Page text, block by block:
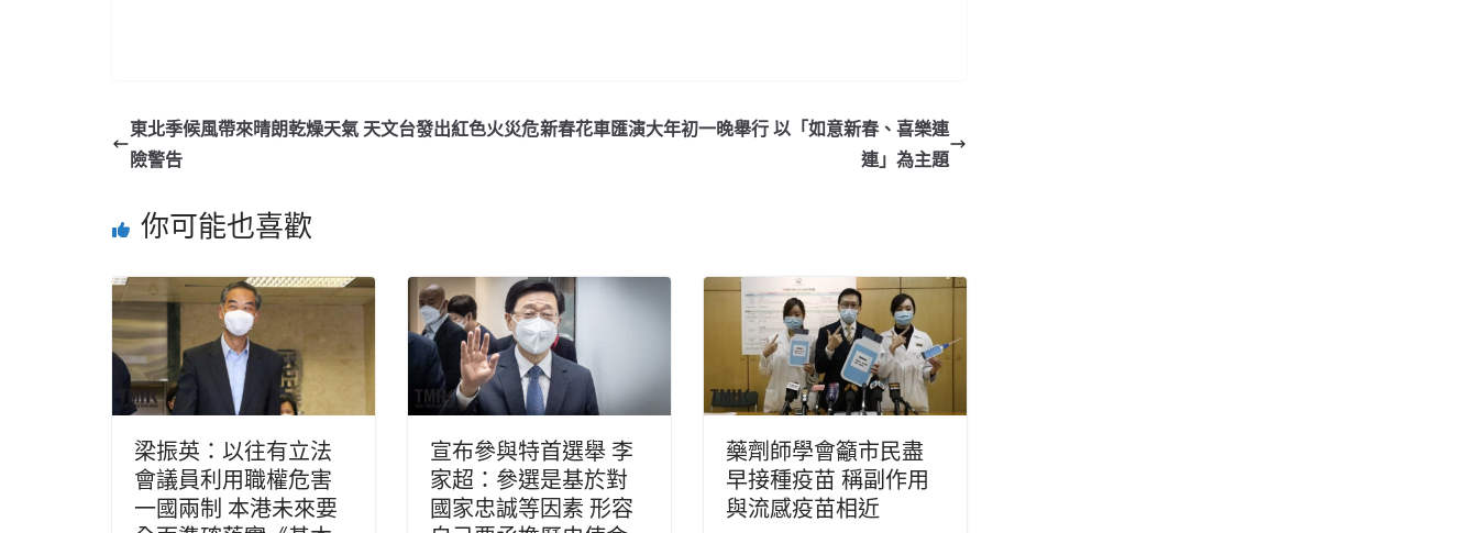
東北季候風帶來晴朗乾燥天氣 天文台發出紅色火災危
險警告
新春花車匯演大年初一晚舉行 以「如意新春、喜樂連
連」為主題
你可能也喜歡
梁振英：以往有立法
會議員利用職權危害
一國兩制 本港未來要
宣布參與特首選舉 李
家超：參選是基於對
國家忠誠等因素 形容
藥劑師學會籲市民盡
早接種疫苗 稱副作用
與流感疫苗相近